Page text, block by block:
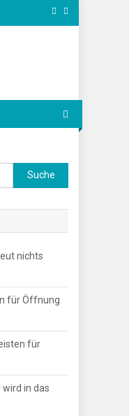
Suche
nach:
nichts
für Öffnung
für
wird in das